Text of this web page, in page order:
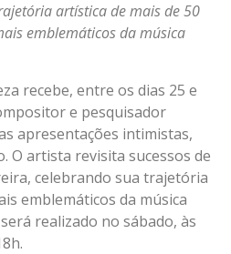
artística de mais de 50
emblemáticos da música
recebe, entre os dias 25 e
e pesquisador
apresentações intimistas,
O artista revisita sucessos de
celebrando sua trajetória
emblemáticos da música
realizado no sábado, às